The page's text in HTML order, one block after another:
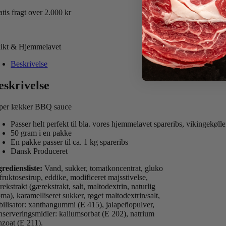
fragt over 2.000 kr
& Hjemmelavet
Beskrivelse
lækker BBQ sauce
Passer helt perfekt til bla. vores hjemmelavet spareribs,
50 gram i en pakke
En pakke passer til ca. 1 kg spareribs
Dansk Produceret
Vand, sukker, tomatkoncentrat, gluko
eddike, modificeret majsstivelse,
(gærekstrakt, salt, maltodextrin, naturlig
karamelliseret sukker, røget maltodextrin/salt,
xanthangummi (E 415), jalapeñopulver,
kaliumsorbat (E 202), natrium
(E 211).